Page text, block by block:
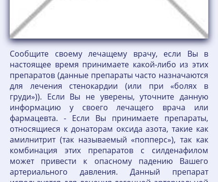
Сообщите своему лечащему врачу, если Вы в
настоящее время принимаете какой-либо из этих
препаратов (данные препараты часто назначаются
для лечения стенокардии (или при «болях в
груди»)). Если Вы не уверены, уточните данную
информацию у своего лечащего врача или
фармацевта. - Если Вы принимаете препараты,
относящиеся к донаторам оксида азота, такие как
амилнитрит (так называемый «попперс»), так как
комбинация этих препаратов с силденафилом
может привести к опасному падению Вашего
артериального давления. Данный препарат